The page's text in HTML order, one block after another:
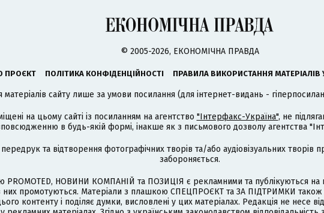
© 2005-2026, ЕКОНОМІЧНА ПРАВДА
ПРОЄКТ ПОЛІТИКА КОНФІДЕНЦІЙНОСТІ ПРАВИЛА ВИКОРИСТАННЯ МАТЕРІАЛІВ
матеріалів сайту лише за умови посилання (для інтернет-видань -
на цьому сайті із посиланням на агентство "Інтерфакс-Україна", не
в будь-якій формі, інакше як з письмового дозволу агентства
та відтворення фотографічних творів та/або аудіовізуальних
забороняється.
PROMOTED, НОВИНИ КОМПАНІЙ та ПОЗИЦІЯ є рекламними та публікуються на
в них промотуються. Матеріали з плашкою СПЕЦПРОЄКТ та ЗА ПІДТРИМКИ
контенту і поділяє думки, висловлені у цих матеріалах. Редакція не несе